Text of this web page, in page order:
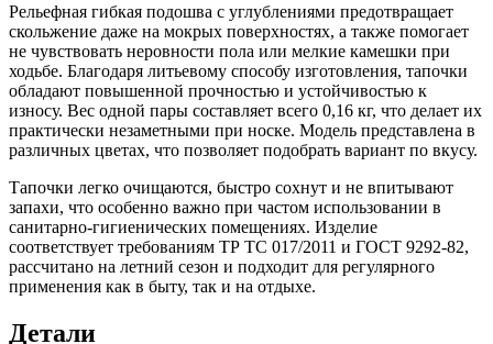
Рельефная гибкая подошва с углублениями предотвращает
скольжение даже на мокрых поверхностях, а также помогает
не чувствовать неровности пола или мелкие камешки при
ходьбе. Благодаря литьевому способу изготовления, тапочки
обладают повышенной прочностью и устойчивостью к
износу. Вес одной пары составляет всего 0,16 кг, что делает их
практически незаметными при носке. Модель представлена в
различных цветах, что позволяет подобрать вариант по вкусу.
Тапочки легко очищаются, быстро сохнут и не впитывают
запахи, что особенно важно при частом использовании в
санитарно-гигиенических помещениях. Изделие
соответствует требованиям ТР ТС 017/2011 и ГОСТ 9292-82,
рассчитано на летний сезон и подходит для регулярного
применения как в быту, так и на отдыхе.
Детали